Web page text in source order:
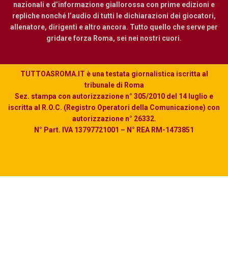
nazionali e d’informazione giallorossa con prime edizioni e
repliche nonché l’audio di tutti le dichiarazioni dei giocatori,
allenatore, dirigenti e altro ancora. Tutto quello che serve per
gridare forza Roma, sei nei nostri cuori.
TUTTOASROMA.IT è una testata giornalistica iscritta al
tribunale di Roma
Sez. stampa con autorizzazione n° 305/2010 del 14 luglio e
iscritta al R.O.C. (Registro Operatori della Comunicazione) con
autorizzazione n° 26332.
N° Part. IVA 13797721001 – N° REA RM-1473851